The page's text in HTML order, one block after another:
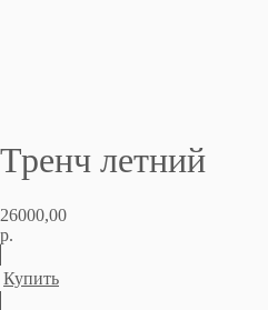
Тренч летний
26000,00
р.
Купить